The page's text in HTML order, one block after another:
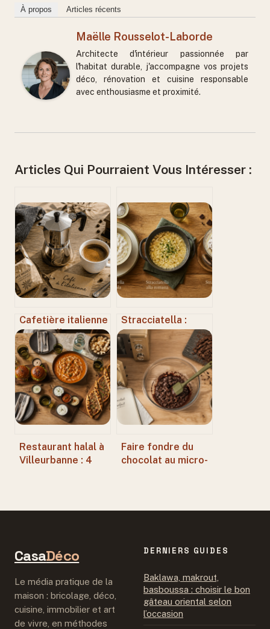
À propos Articles récents
Maëlle Rousselot-Laborde
Architecte d'intérieur passionnée par
l'habitat durable, j'accompagne vos projets
déco, rénovation et cuisine responsable
avec enthousiasme et proximité.
Articles Qui Pourraient Vous Intéresser :
Cafetière italienne
: 200 millions
d’exemplaires et 3
règles pour un
café sans
amertume
Stracciatella :
fromage, soupe ou
glace, comment
s’y retrouver ?
Restaurant halal à
Villeurbanne : 4
du surgelé
Faire fondre du
chocolat au micro-
CasaDéco
Le média pratique de la
maison : bricolage, déco,
cuisine, immobilier et art
de vivre, en méthodes
DERNIERS GUIDES
Baklawa, makrout,
basboussa : choisir le bon
gâteau oriental selon
l’occasion